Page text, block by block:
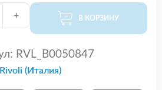
+ В КОРЗИНУ
RVL_B0050847
Rivoli (Италия)